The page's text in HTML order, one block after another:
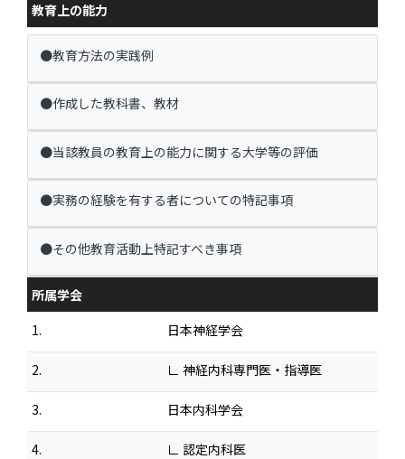
教育上の能力
●教育方法の実践例
●作成した教科書、教材
●当該教員の教育上の能力に関する大学等の評価
●実務の経験を有する者についての特記事項
●その他教育活動上特記すべき事項
所属学会
1.
日本神経学会
2. ∟ 神経内科専門医・指導医
3. 日本内科学会
4. ∟ 認定内科医